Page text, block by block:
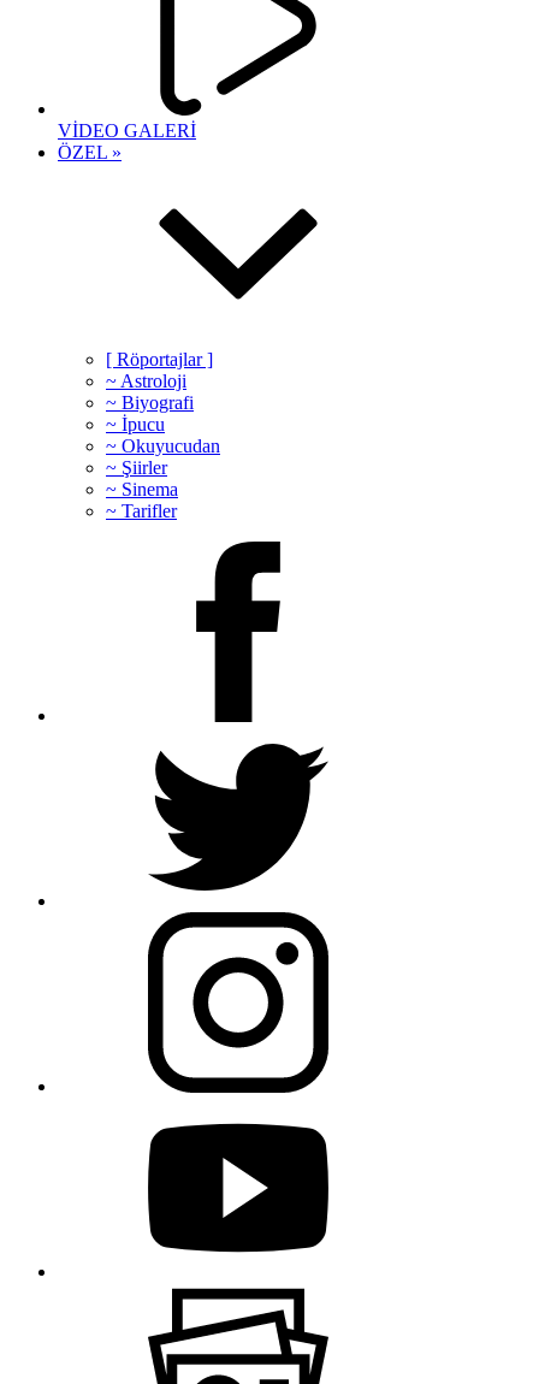
VİDEO GALERİ
ÖZEL »
[ Röportajlar ]
~ Astroloji
~ Biyografi
~ İpucu
~ Okuyucudan
~ Şiirler
~ Sinema
~ Tarifler